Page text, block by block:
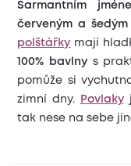
Šarmantním
červeným a šedým
polštářky mají
100% bavlny s
pomůže si
zimní dny.
Povlaky
tak nese na sebe